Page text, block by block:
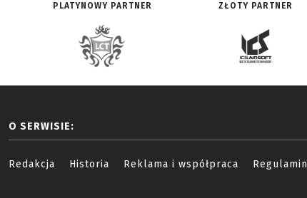
PLATYNOWY PARTNER ZŁOTY PARTNER
O SERWISIE:
Redakcja Historia Reklama i współpraca Regulamin